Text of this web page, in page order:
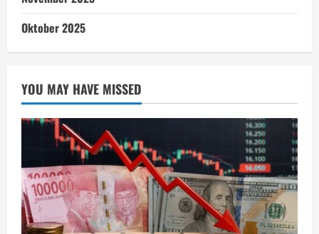
Oktober 2025
YOU MAY HAVE MISSED